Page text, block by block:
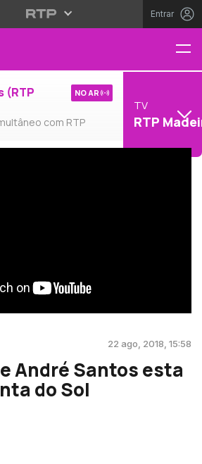
Entrar
(RTP
com RTP
NO AR
TV
RTP
22 ago, 2018, 15:58
André Santos esta
do Sol